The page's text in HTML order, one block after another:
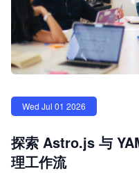
Wed Jul 01 2026
探索 Astro.js 与
理工作流